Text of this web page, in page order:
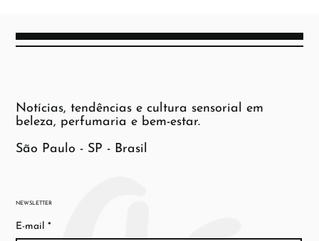
NEWSLETTER
E-mail *
Notícias, tendências e cultura sensorial em
beleza, perfumaria e bem-estar.
São Paulo - SP - Brasil